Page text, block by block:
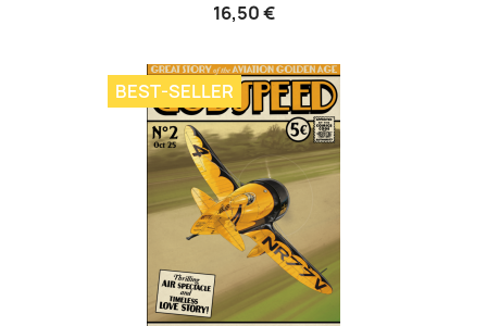
16,50 €
BEST-SELLER